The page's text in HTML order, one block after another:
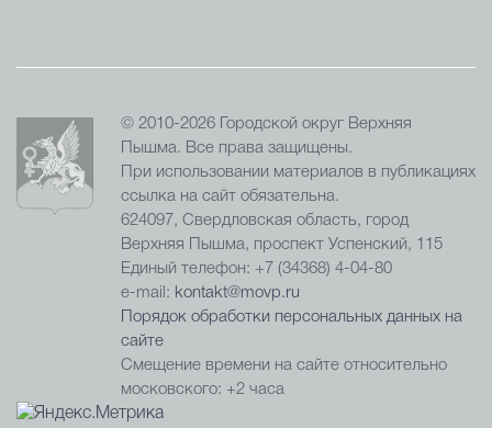
© 2010-2026 Городской округ Верхняя
Пышма. Все права защищены.
При использовании материалов в публикациях
ссылка на сайт обязательна.
624097, Свердловская область, город
Верхняя Пышма, проспект Успенский, 115
Единый телефон: +7 (34368) 4-04-80
e-mail: kontakt@movp.ru
Порядок обработки персональных данных на
сайте
Смещение времени на сайте относительно
московского: +2 часа